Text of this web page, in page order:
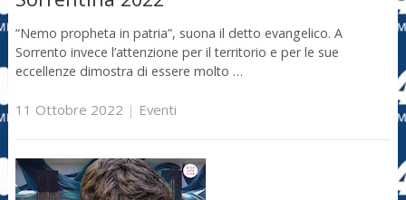
“Nemo propheta in patria”, suona il detto evangelico. A
Sorrento invece l’attenzione per il territorio e per le sue
eccellenze dimostra di essere molto …
11 Ottobre 2022 | Eventi